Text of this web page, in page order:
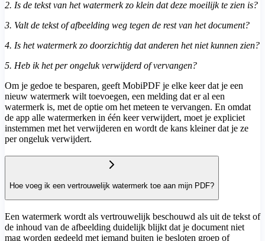
2. Is de tekst van het watermerk zo klein dat deze moeilijk te zien is?
3. Valt de tekst of afbeelding weg tegen de rest van het document?
4. Is het watermerk zo doorzichtig dat anderen het niet kunnen zien?
5. Heb ik het per ongeluk verwijderd of vervangen?
Om je gedoe te besparen, geeft MobiPDF je elke keer dat je een
nieuw watermerk wilt toevoegen, een melding dat er al een
watermerk is, met de optie om het meteen te vervangen. En omdat
de app alle watermerken in één keer verwijdert, moet je expliciet
instemmen met het verwijderen en wordt de kans kleiner dat je ze
per ongeluk verwijdert.
Hoe voeg ik een vertrouwelijk watermerk toe aan mijn PDF?
Een watermerk wordt als vertrouwelijk beschouwd als uit de tekst of
de inhoud van de afbeelding duidelijk blijkt dat je document niet
mag worden gedeeld met iemand buiten je besloten groep of